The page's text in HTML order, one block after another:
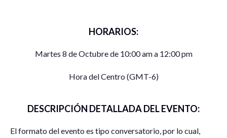
HORARIOS:
Martes 8 de Octubre de 10:00 am a 12:00 pm
Hora del Centro (GMT-6)
DESCRIPCIÓN DETALLADA DEL EVENTO:
El formato del evento es tipo conversatorio, por lo cual,